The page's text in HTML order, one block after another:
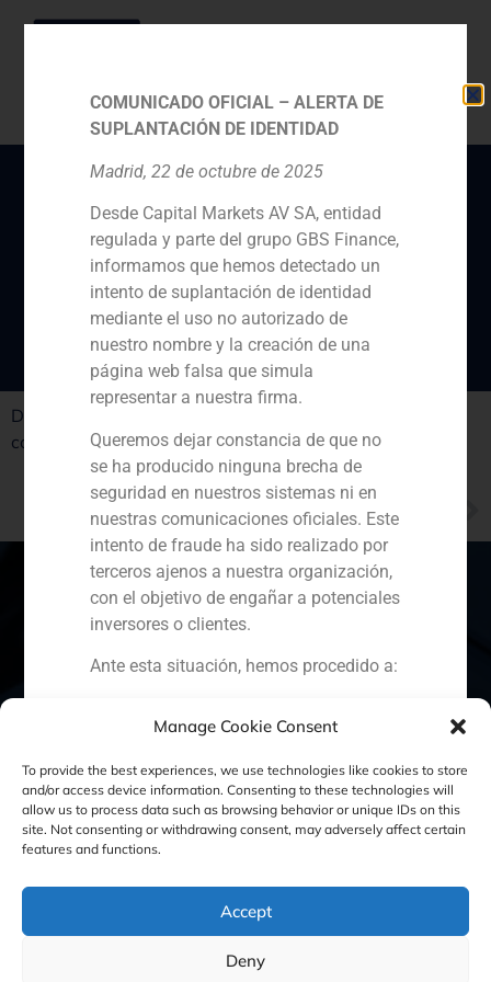
Manage Cookie Consent
To provide the best experiences, we use technologies like cookies to store
and/or access device information. Consenting to these technologies will
allow us to process data such as browsing behavior or unique IDs on this
site. Not consenting or withdrawing consent, may adversely affect certain
features and functions.
Accept
Deny
Documento de
Responsabilidad social
corporativa
Descargar
corporativa
¿Por qué Family Office?
Política de Cookies Política de Privacidad
Aviso Legal
GBS Finance ©2023
COMUNICADO OFICIAL – ALERTA DE
SUPLANTACIÓN DE IDENTIDAD
Madrid, 22 de octubre de 2025
Desde Capital Markets AV SA, entidad
regulada y parte del grupo GBS Finance,
informamos que hemos detectado un
intento de suplantación de identidad
mediante el uso no autorizado de
nuestro nombre y la creación de una
página web falsa que simula
representar a nuestra firma.
Queremos dejar constancia de que no
se ha producido ninguna brecha de
seguridad en nuestros sistemas ni en
nuestras comunicaciones oficiales. Este
intento de fraude ha sido realizado por
terceros ajenos a nuestra organización,
con el objetivo de engañar a potenciales
inversores o clientes.
Ante esta situación, hemos procedido a:
Comisión Nacional del Mercado
de Valores (CNMV) y las
autoridades competentes.
Activar nuestros protocolos
internos de protección
organismos especializados en
ciberseguridad.
clientes, colaboradores y al público en